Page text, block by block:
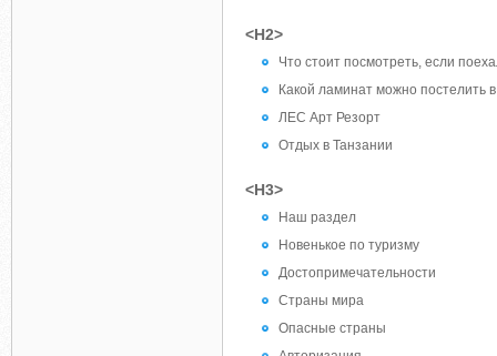
<H2>
Что стоит посмотреть, если
Какой ламинат можно постелить
ЛЕС Арт Резорт
Отдых в Танзании
<H3>
Наш раздел
Новенькое по туризму
Достопримечательности
Страны мира
Опасные страны